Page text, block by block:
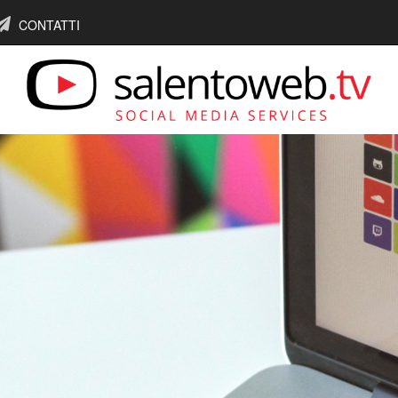
CONTATTI